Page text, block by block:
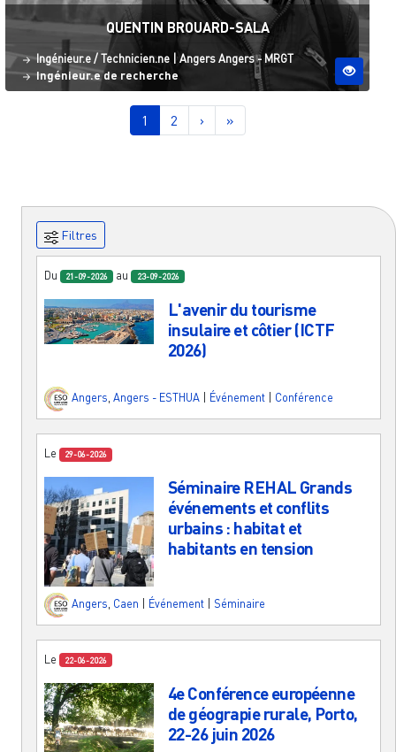
QUENTIN BROUARD-SALA
Statut
Ingénieur.e / Technicien.ne |Site ESO
Angers Angers - MRGT
Ingénieur.e de recherche
Page courante
1 Page
2 Page suivante
› Dernière page
»
Filtres
Du 21-09-2026 au 23-09-2026
L'avenir du tourisme
insulaire et côtier (ICTF
2026)
Angers, Angers - ESTHUA Événement Conférence
Le 29-06-2026
Séminaire REHAL Grands
événements et conflits
urbains : habitat et
habitants en tension
Angers Caen Événement Séminaire
Le 22-06-2026
4e Conférence européenne
de géograpie rurale, Porto,
22-26 juin 2026